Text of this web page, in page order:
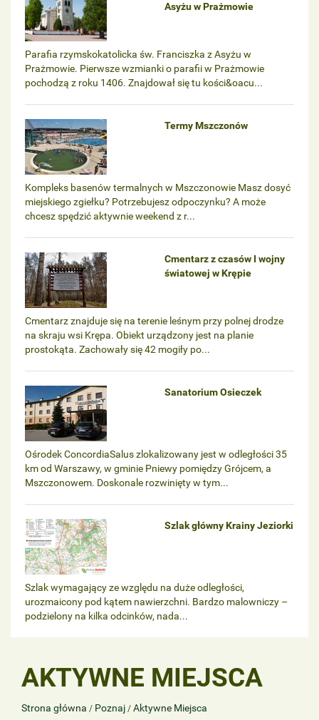
Asyżu w Prażmowie
Parafia rzymskokatolicka św. Franciszka z Asyżu w
Prażmowie. Pierwsze wzmianki o parafii w Prażmowie
pochodzą z roku 1406. Znajdował się tu kości&oacu...
Termy Mszczonów
Kompleks basenów termalnych w Mszczonowie Masz dosyć
miejskiego zgiełku? Potrzebujesz odpoczynku? A może
chcesz spędzić aktywnie weekend z r...
Cmentarz z czasów I wojny
światowej w Krępie
Cmentarz znajduje się na terenie leśnym przy polnej drodze
na skraju wsi Krępa. Obiekt urządzony jest na planie
prostokąta. Zachowały się 42 mogiły po...
Sanatorium Osieczek
Ośrodek ConcordiaSalus zlokalizowany jest w odległości 35
km od Warszawy, w gminie Pniewy pomiędzy Grójcem, a
Mszczonowem. Doskonale rozwinięty w tym...
Szlak główny Krainy Jeziorki
Szlak wymagający ze względu na duże odległości,
urozmaicony pod kątem nawierzchni. Bardzo malowniczy –
podzielony na kilka odcinków, nada...
AKTYWNE MIEJSCA
Strona główna / Poznaj / Aktywne Miejsca